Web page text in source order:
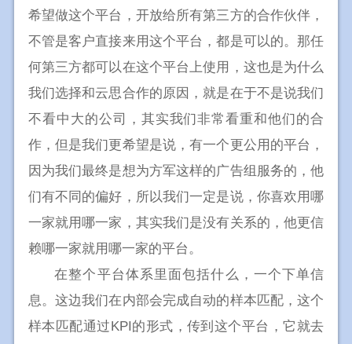
希望做这个平台，开放给所有第三方的合作伙伴，
不管是客户直接来用这个平台，都是可以的。那任
何第三方都可以在这个平台上使用，这也是为什么
我们选择和云思合作的原因，就是在于不是说我们
不看中大的公司，其实我们非常看重和他们的合
作，但是我们更希望是说，有一个更公用的平台，
因为我们最终是想为方军这样的广告组服务的，他
们有不同的偏好，所以我们一定是说，你喜欢用哪
一家就用哪一家，其实我们是没有关系的，他更信
赖哪一家就用哪一家的平台。
在整个平台体系里面包括什么，一个下单信
息。这边我们在内部会完成自动的样本匹配，这个
样本匹配通过KPI的形式，传到这个平台，它就去